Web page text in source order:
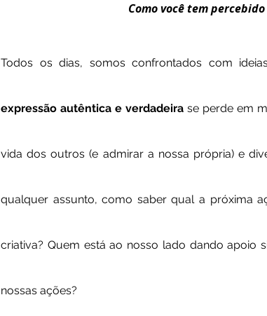
Como você tem
expressão autêntica e verdadeira se perde em
vida dos outros (e admirar a nossa própria) e
qualquer assunto, como saber qual a próxima
criativa? Quem está ao nosso lado dando apoio
nossas ações?